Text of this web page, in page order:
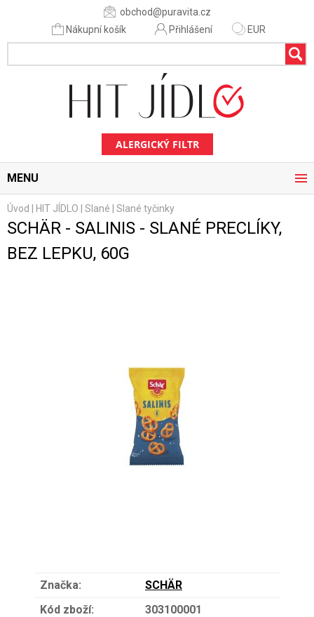
obchod@puravita.cz
Nákupní košík
Přihlášení EUR
ALERGICKÝ FILTR
MENU
Úvod HIT JÍDLO Slané Slané tyčinky
SCHÄR - SALINIS - SLANÉ PRECLÍKY,
BEZ LEPKU, 60G
Značka:
SCHÄR
Kód zboží:
303100001